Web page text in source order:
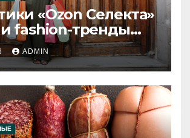
«Ozon Селекта»
fashion-тренды
ADMIN